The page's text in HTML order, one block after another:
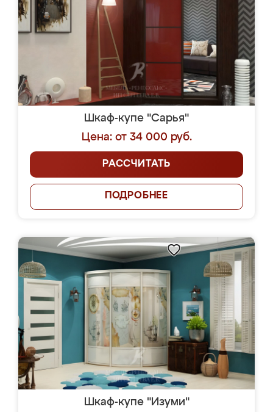
Шкаф-купе "Сарья"
Цена: от 34 000 руб.
РАССЧИТАТЬ
ПОДРОБНЕЕ
Шкаф-купе "Изуми"